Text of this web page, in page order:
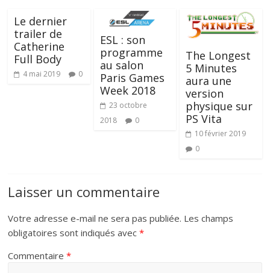
Le dernier
trailer de
Catherine
Full Body
4 mai 2019 0
ESL : son
programme
au salon
Paris Games
Week 2018
23 octobre
2018
0
The Longest
5 Minutes
aura une
version
physique sur
PS Vita
10 février 2019
0
Laisser un commentaire
Votre adresse e-mail ne sera pas publiée. Les champs
obligatoires sont indiqués avec*
Commentaire*